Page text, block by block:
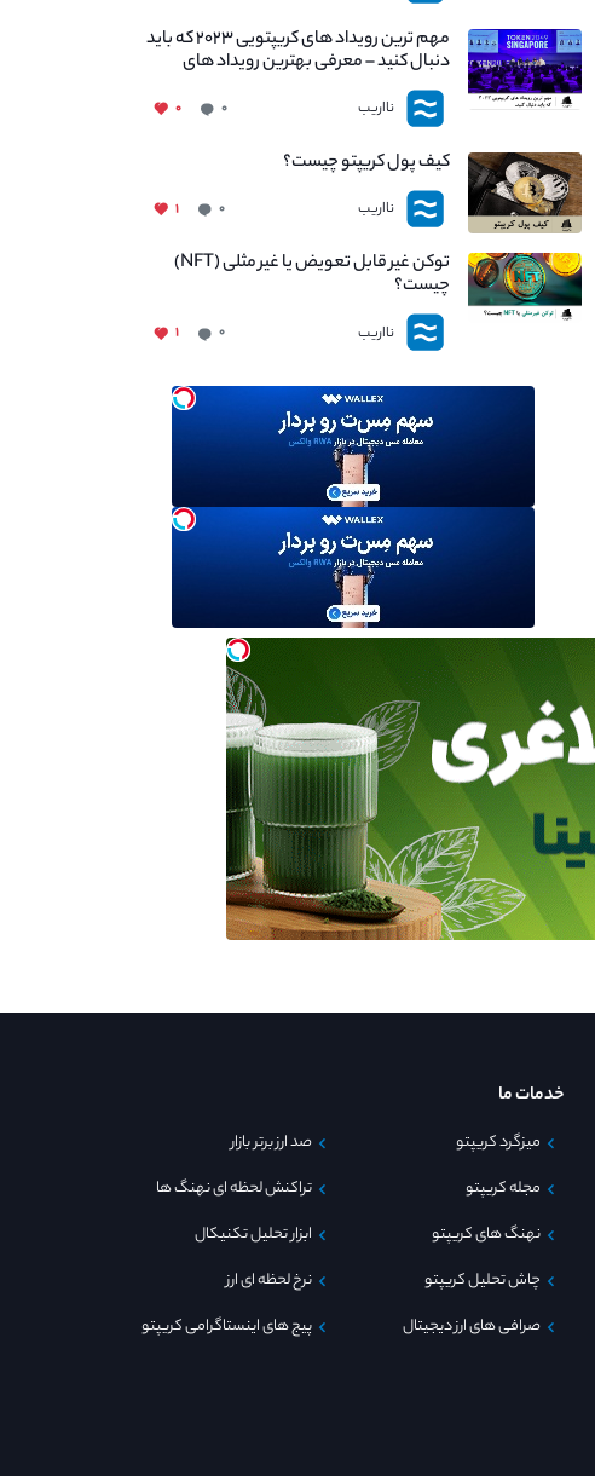
مهم ترین رویداد های کریپتویی ۲۰۲۳ که باید
دنبال کنید – معرفی بهترین رویداد های
جهانی
نااریب ۰ ۰
کیف پول کریپتو چیست؟
نااریب ۰ ۱
توکن غیر قابل تعویض یا غیر مثلی (NFT)
چیست؟
نااریب ۰ ۱
خدمات ما
میزگرد کریپتو
مجله کریپتو
نهنگ های کریپتو
چاش تحلیل کریپتو
صرافی های ارز دیجیتال
صد ارز برتر بازار
تراکنش لحظه ای نهنگ ها
ابزار تحلیل تکنیکال
نرخ لحظه ای ارز
پیج های اینستاگرامی کریپتو